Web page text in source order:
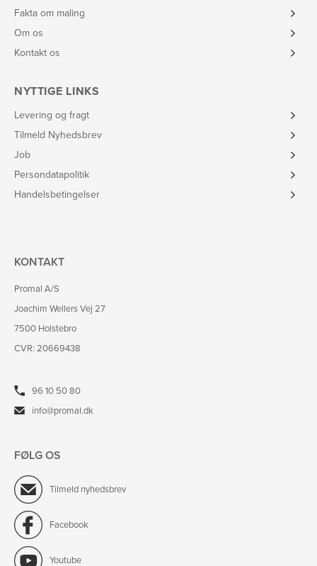
Fakta om maling
Om os
Kontakt os
NYTTIGE LINKS
Levering og fragt
Tilmeld Nyhedsbrev
Job
Persondatapolitik
Handelsbetingelser
KONTAKT
Promal A/S
Joachim Wellers Vej 27
7500 Holstebro
CVR: 20669438
96 10 50 80
info@promal.dk
FØLG OS
Tilmeld nyhedsbrev
Facebook
Youtube